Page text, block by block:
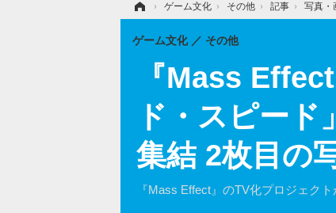
› ゲーム文化 › その他 › 記事 › 写真・
『Mass
ド・スピー
集結 2枚目の
『Mass Effect』のTV化プロジェクト
ゲーム文化 その他